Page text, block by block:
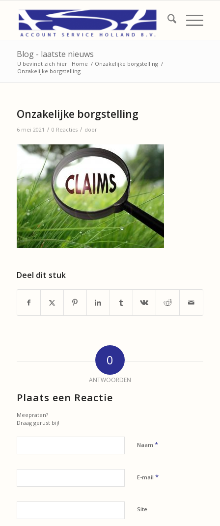
Blog - laatste nieuws
U bevindt zich hier: Home / Onzakelijke borgstelling /
Onzakelijke borgstelling
Onzakelijke borgstelling
6 mei 2021 / 0 Reacties / door
Deel dit stuk
0
ANTWOORDEN
Plaats een Reactie
Meepraten?
Draag gerust bij!
Naam *
E-mail *
Site